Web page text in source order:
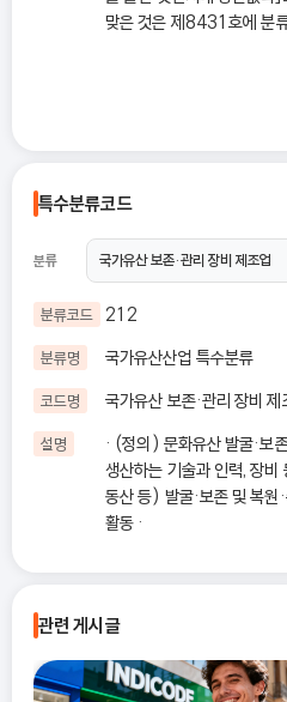
맞은 것은 제8431호에 분
특수분류코드
분류
분류코드 212
분류명 국가유산산업 특수분류
코드명 국가유산 보존·관리 장비 제
설명
· (정의) 문화유산 발굴·보
생산하는 기술과 인력, 장
동산 등) 발굴·보존 및 복원
활동 ·
관련 게시글